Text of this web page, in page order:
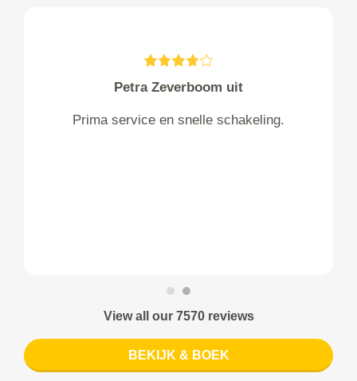
Petra Zeverboom uit
Prima service en snelle schakeling.
View all our 7570 reviews
BEKIJK & BOEK